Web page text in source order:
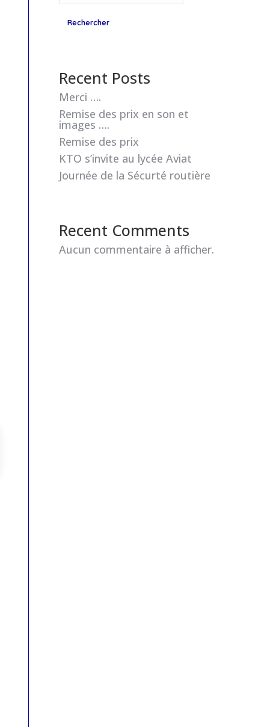
Rechercher
Recent Posts
Merci ….
Remise des prix en son et
images ….
Remise des prix
KTO s’invite au lycée Aviat
Journée de la Sécurté routière
Recent Comments
Aucun commentaire à afficher.